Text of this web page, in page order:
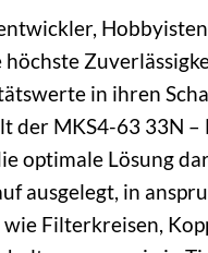
höchste
in ihren
der MKS4-63 33N –
optimale Lösung
ausgelegt, in
Filterkreisen,